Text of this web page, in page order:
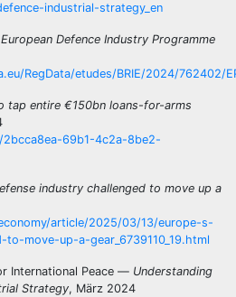
industrial-strategy_en
European Defence Industry Programme
RegData/etudes/BRIE/2024/762402/
tap entire €150bn loans-for-arms
69b1-4c2a-8be2-
industry challenged to move up a
article/2025/03/13/europe-s-
move-up-a-gear_6739110_19.html
International Peace — Understanding
Strategy, März 2024